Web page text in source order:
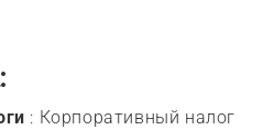
: Корпоративный налог